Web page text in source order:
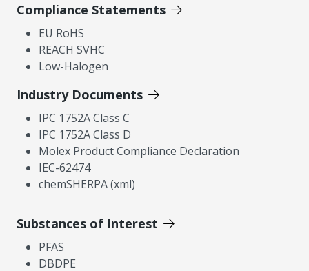
Compliance Statements
EU RoHS
REACH SVHC
Low-Halogen
Industry Documents
IPC 1752A Class C
IPC 1752A Class D
Molex Product Compliance Declaration
IEC-62474
chemSHERPA (xml)
Substances of Interest
PFAS
DBDPE